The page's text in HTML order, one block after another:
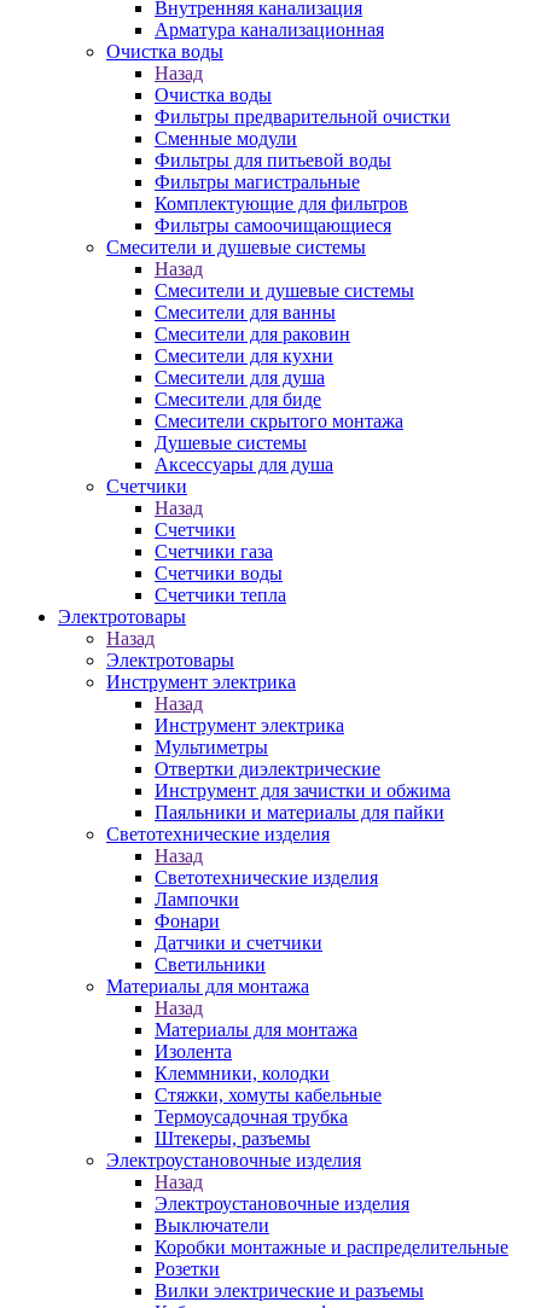
Внутренняя канализация
Арматура канализационная
Очистка воды
Назад
Очистка воды
Фильтры предварительной очистки
Сменные модули
Фильтры для питьевой воды
Фильтры магистральные
Комплектующие для фильтров
Фильтры самоочищающиеся
Смесители и душевые системы
Назад
Смесители и душевые системы
Смесители для ванны
Смесители для раковин
Смесители для кухни
Смесители для душа
Смесители для биде
Смесители скрытого монтажа
Душевые системы
Аксессуары для душа
Счетчики
Назад
Счетчики
Счетчики газа
Счетчики воды
Счетчики тепла
Электротовары
Назад
Электротовары
Инструмент электрика
Назад
Инструмент электрика
Мультиметры
Отвертки диэлектрические
Инструмент для зачистки и обжима
Паяльники и материалы для пайки
Светотехнические изделия
Назад
Светотехнические изделия
Лампочки
Фонари
Датчики и счетчики
Светильники
Материалы для монтажа
Назад
Материалы для монтажа
Изолента
Клеммники, колодки
Стяжки, хомуты кабельные
Термоусадочная трубка
Штекеры, разъемы
Электроустановочные изделия
Назад
Электроустановочные изделия
Выключатели
Коробки монтажные и распределительные
Розетки
Вилки электрические и разъемы